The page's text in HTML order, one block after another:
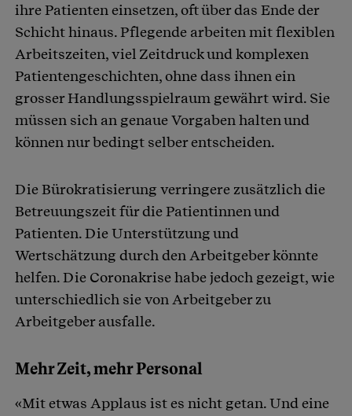
ihre Patienten einsetzen, oft über das Ende der
Schicht hinaus. Pflegende arbeiten mit flexiblen
Arbeitszeiten, viel Zeitdruck und komplexen
Patientengeschichten, ohne dass ihnen ein
grosser Handlungsspielraum gewährt wird. Sie
müssen sich an genaue Vorgaben halten und
können nur bedingt selber entscheiden.
Die Bürokratisierung verringere zusätzlich die
Betreuungszeit für die Patientinnen und
Patienten. Die Unterstützung und
Wertschätzung durch den Arbeitgeber könnte
helfen. Die Coronakrise habe jedoch gezeigt, wie
unterschiedlich sie von Arbeitgeber zu
Arbeitgeber ausfalle.
Mehr Zeit, mehr Personal
«Mit etwas Applaus ist es nicht getan. Und eine